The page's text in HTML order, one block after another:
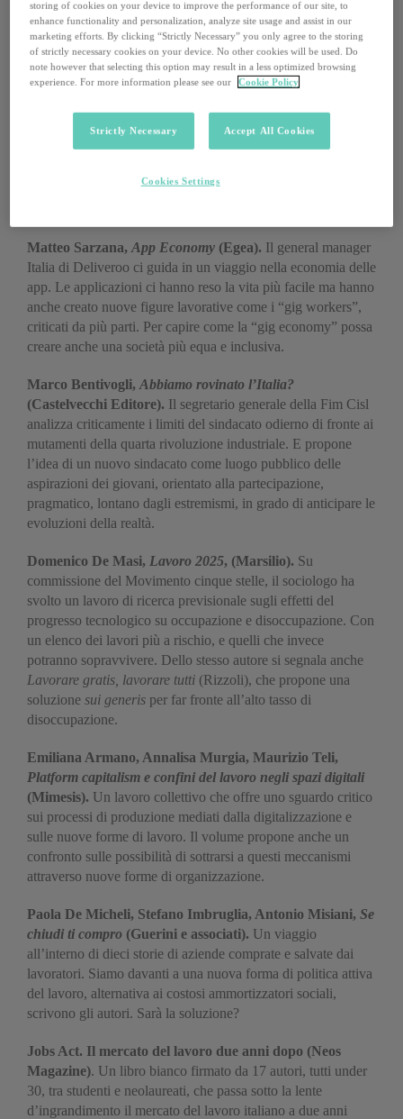
intelligenze artificiali hanno creato meno posti di lavoro di
quanti ne abbiano usurpato e sostituito. Il libro è vincitore del
Financial Times and McKinsey Business Book of the Year
Award.
Francesco Seghezzi,La nuova grande trasformazione
(Adapt University Press).
Il lavoro e la persona nella quarta
rivoluzione industriale, descritti con un punto di vista
Per capire che posto occupare e come affrontare la
Matteo Sarzana, App Economy (Egea). Il general manager
Italia di Deliveroo ci guida in un viaggio nella economia delle
app. Le applicazioni ci hanno reso la vita più facile ma hanno
anche creato nuove figure lavorative come i “gig workers”,
criticati da più parti. Per capire come la “gig economy” possa
creare anche una società più equa e inclusiva.
Marco Bentivogli, Abbiamo rovinato l’Italia?
(Castelvecchi Editore). Il segretario generale della Fim Cisl
analizza criticamente i limiti del sindacato odierno di fronte ai
mutamenti della quarta rivoluzione industriale. E propone
l’idea di un nuovo sindacato come luogo pubblico delle
aspirazioni dei giovani, orientato alla partecipazione,
pragmatico, lontano dagli estremismi, in grado di anticipare le
evoluzioni della realtà.
Domenico De Masi, Lavoro 2025, (Marsilio). Su
commissione del Movimento cinque stelle, il sociologo ha
svolto un lavoro di ricerca previsionale sugli effetti del
progresso tecnologico su occupazione e disoccupazione. Con
un elenco dei lavori più a rischio, e quelli che invece
potranno sopravvivere. Dello stesso autore si segnala anche
Lavorare gratis, lavorare tutti (Rizzoli), che propone una
soluzione sui generis per far fronte all’alto tasso di
disoccupazione.
Emiliana Armano, Annalisa Murgia, Maurizio Teli,
Platform capitalism e confini del lavoro negli spazi digitali
(Mimesis). Un lavoro collettivo che offre uno sguardo critico
sui processi di produzione mediati dalla digitalizzazione e
sulle nuove forme di lavoro. Il volume propone anche un
confronto sulle possibilità di sottrarsi a questi meccanismi
attraverso nuove forme di organizzazione.
Paola De Micheli, Stefano Imbruglia, Antonio Misiani, Se
chiudi ti compro (Guerini e associati). Un viaggio
all’interno di dieci storie di aziende comprate e salvate dai
lavoratori. Siamo davanti a una nuova forma di politica attiva
del lavoro, alternativa ai costosi ammortizzatori sociali,
scrivono gli autori. Sarà la soluzione?
Jobs Act. Il mercato del lavoro due anni dopo (Neos
Magazine). Un libro bianco firmato da 17 autori, tutti under
30, tra studenti e neolaureati, che passa sotto la lente
d’ingrandimento il mercato del lavoro italiano a due anni
storing of cookies on your device to improve the performance of our site, to
enhance functionality and personalization, analyze site usage and assist in our
marketing efforts. By clicking “Strictly Necessary” you only agree to the storing
of strictly necessary cookies on your device. No other cookies will be used. Do
note however that selecting this option may result in a less optimized browsing
experience. For more information please see our
Cookie Policy
Strictly Necessary Accept All Cookies
Cookies Settings